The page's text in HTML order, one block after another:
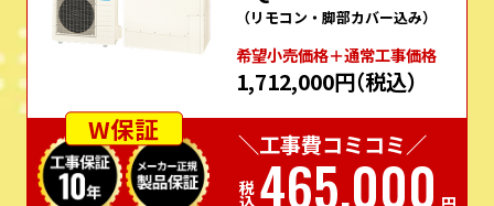
（リモコン・脚部カバー込み）
希望⼩売価格＋通常⼯事価格
1,712,000円（税込）
W保証
＼工事費コミコミ／
税込465,000